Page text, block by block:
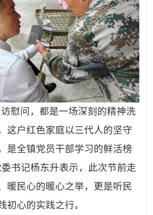
慰问，都是一场深刻的精神洗
这户红色家庭以三代人的坚守
是全镇党员干部学习的鲜活榜
书记杨东升表示，此次节前走
暖民心的暖心之举，更是听民
初心的实践之行。